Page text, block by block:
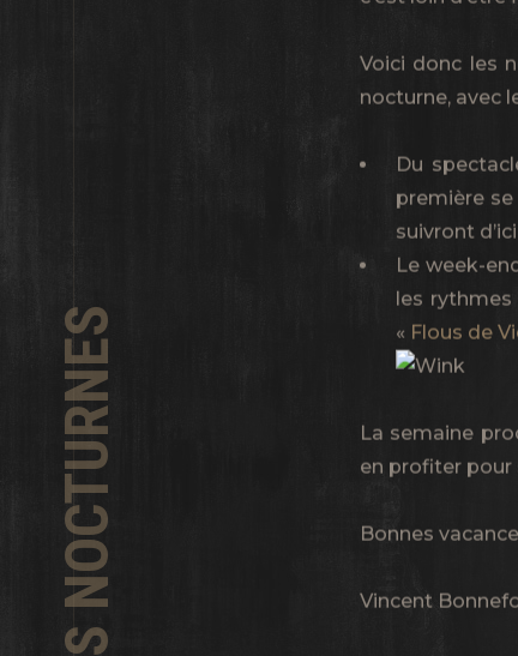
Voici donc les
nocturne, avec
Du
première
suivront
Le week-
les
« Flous de
La semaine
en profiter pour
Bonnes
Vincent